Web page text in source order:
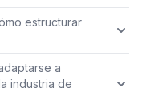
estructurar
a
industria de